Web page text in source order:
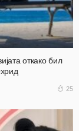
откако бил
25